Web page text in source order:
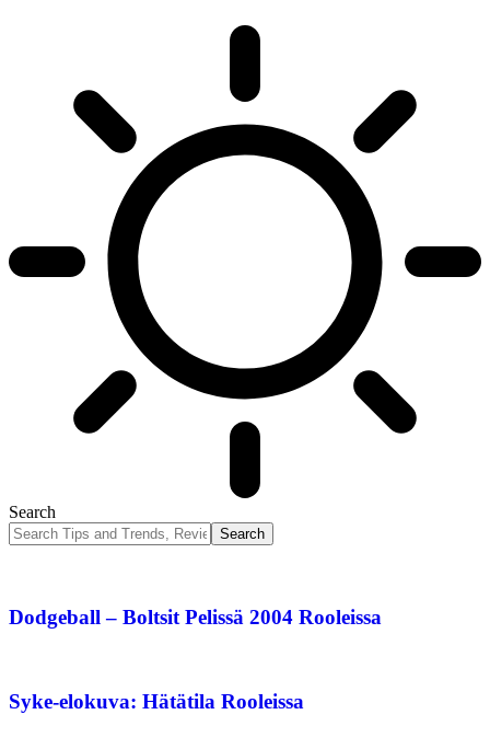
Search
Dodgeball – Boltsit Pelissä 2004 Rooleissa
Syke-elokuva: Hätätila Rooleissa